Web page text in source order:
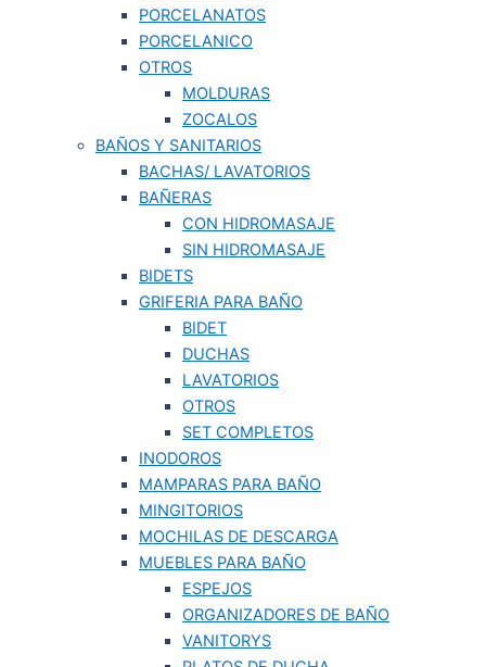
PORCELANATOS
PORCELANICO
OTROS
MOLDURAS
ZOCALOS
BAÑOS Y SANITARIOS
BACHAS/ LAVATORIOS
BAÑERAS
CON HIDROMASAJE
SIN HIDROMASAJE
BIDETS
GRIFERIA PARA BAÑO
BIDET
DUCHAS
LAVATORIOS
OTROS
SET COMPLETOS
INODOROS
MAMPARAS PARA BAÑO
MINGITORIOS
MOCHILAS DE DESCARGA
MUEBLES PARA BAÑO
ESPEJOS
ORGANIZADORES DE BAÑO
VANITORYS